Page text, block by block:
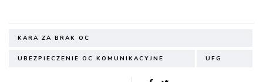
KARA ZA BRAK OC
UBEZPIECZENIE OC KOMUNIKACYJNE UFG